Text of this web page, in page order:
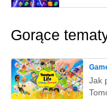
Gorące
Jak